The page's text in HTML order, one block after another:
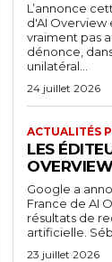
L’annonce
d'AI Overview
vraiment pas
dénonce,
unilatéral...
24 juillet 2026
ACTUALITÉS
LES
OVERVIEW
Google a
France de AI
résultats de
artificielle.
23 juillet 2026